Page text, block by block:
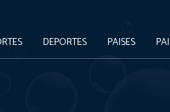
DEPORTES PAISES